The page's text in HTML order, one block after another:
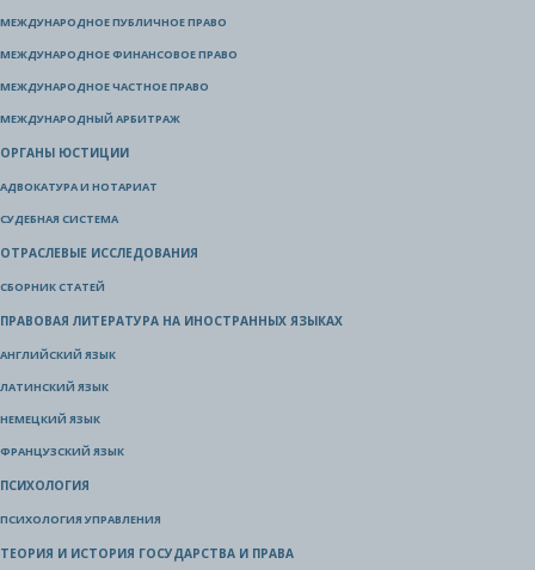
МЕЖДУНАРОДНОЕ ПУБЛИЧНОЕ ПРАВО
МЕЖДУНАРОДНОЕ ФИНАНСОВОЕ ПРАВО
МЕЖДУНАРОДНОЕ ЧАСТНОЕ ПРАВО
МЕЖДУНАРОДНЫЙ АРБИТРАЖ
ОРГАНЫ ЮСТИЦИИ
АДВОКАТУРА И НОТАРИАТ
СУДЕБНАЯ СИСТЕМА
ОТРАСЛЕВЫЕ ИССЛЕДОВАНИЯ
СБОРНИК СТАТЕЙ
ПРАВОВАЯ ЛИТЕРАТУРА НА ИНОСТРАННЫХ ЯЗЫКАХ
АНГЛИЙСКИЙ ЯЗЫК
ЛАТИНСКИЙ ЯЗЫК
НЕМЕЦКИЙ ЯЗЫК
ФРАНЦУЗСКИЙ ЯЗЫК
ПСИХОЛОГИЯ
ПСИХОЛОГИЯ УПРАВЛЕНИЯ
ТЕОРИЯ И ИСТОРИЯ ГОСУДАРСТВА И ПРАВА